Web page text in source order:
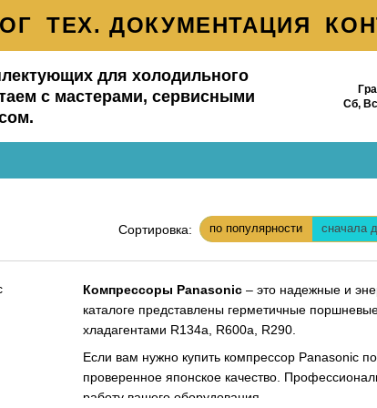
ТЕХ. ДОКУМЕНТАЦИЯ
И ВОЗВРАТ
для холодильного
с мастерами, сервисными
Сб,
Сортировка: по популярности сначала
Компрессоры Panasonic – это надежные и
каталоге представлены герметичные
хладагентами R134a, R600a, R290.
Если вам нужно купить компрессор Panasonic
проверенное японское качество.
работу вашего оборудования.